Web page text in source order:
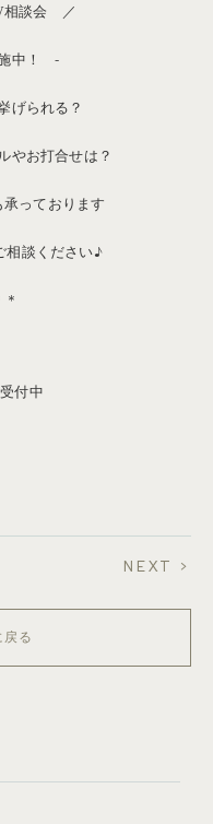
相談会 ／
施中！ -
げられる？
やお打合せは？
っております
相談ください♪
付中
NEXT >
戻る